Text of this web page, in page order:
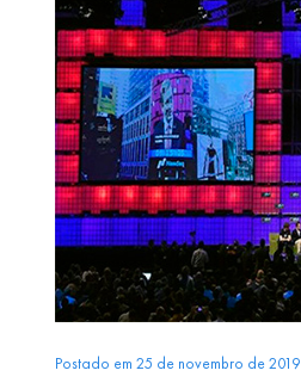
Postado em 25 de novembro de 2019